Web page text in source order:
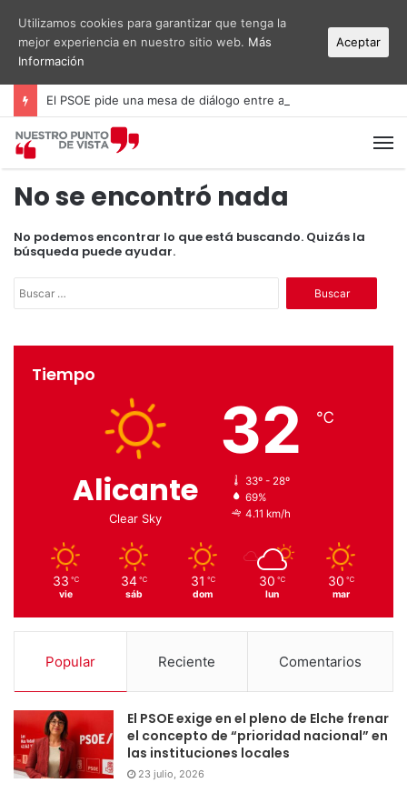
No se encontró nada
No podemos encontrar lo que está buscando. Quizás la
búsqueda puede ayudar.
c
Tiempo
Alicante
Clear Sky
32 ℃
33º - 28º
69%
4.11 km/h
33 ℃
vie
34 ℃
sáb
31 ℃
dom
30 ℃
lun
30 ℃
mar
Popular Reciente Comentarios
El PSOE exige en el pleno de Elche frenar
el concepto de “prioridad nacional” en
las instituciones locales
23 julio, 2026
Utilizamos cookies para garantizar que tenga la
mejor experiencia en nuestro sitio web. Más
Información
Aceptar